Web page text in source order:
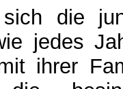
die
jedes
ihrer